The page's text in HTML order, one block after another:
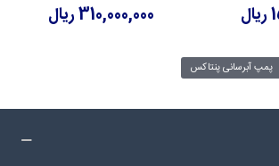
310,000,000 ریال
پمپ آبرسانی پنتاکس